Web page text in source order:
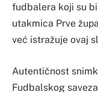
fudbalera koji su
utakmica Prve
već istražuje ovaj
Autentičnost
Fudbalskog